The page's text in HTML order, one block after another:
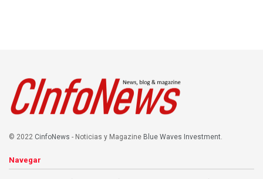
© 2022 CinfoNews - Noticias y Magazine Blue Waves Investment.
Navegar